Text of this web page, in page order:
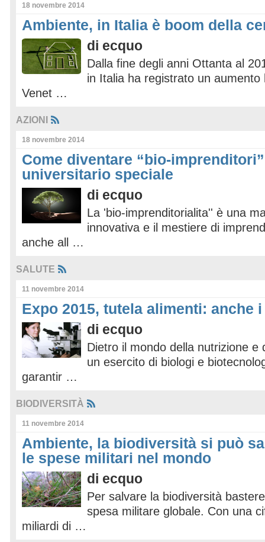
18 novembre 2014
Ambiente, in Italia è boom della
di ecquo
Dalla fine degli anni Ottanta al
in Italia ha registrato un
Venet …
AZIONI
18 novembre 2014
Come diventare “bio-
universitario speciale
di ecquo
La 'bio-imprenditorialita'' è una
innovativa e il mestiere di
anche all …
SALUTE
11 novembre 2014
Expo 2015, tutela alimenti: anche
di ecquo
Dietro il mondo della nutrizione e
un esercito di biologi e
garantir …
BIODIVERSITÀ
11 novembre 2014
Ambiente, la biodiversità si può
le spese militari nel mondo
di ecquo
Per salvare la biodiversità
spesa militare globale. Con una
miliardi di …